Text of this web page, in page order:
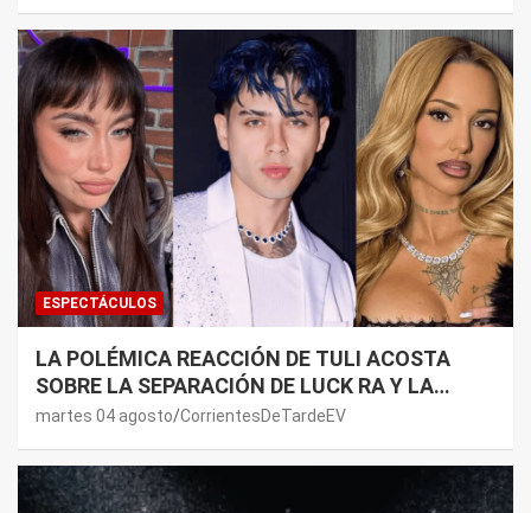
ESPECTÁCULOS
LA POLÉMICA REACCIÓN DE TULI ACOSTA
SOBRE LA SEPARACIÓN DE LUCK RA Y LA
JOAQUI: “¿MI VERDAD?”
martes 04 agosto CorrientesDeTardeEV